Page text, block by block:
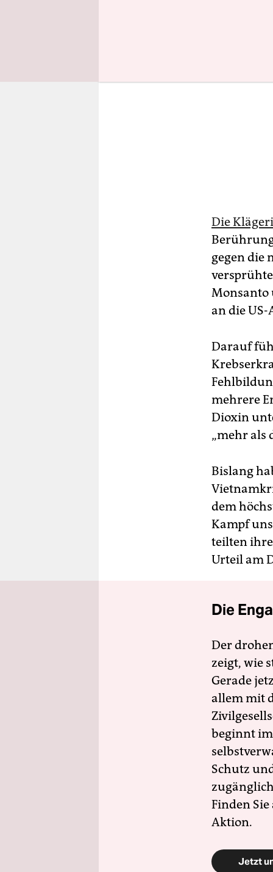
Die
gegen die
Monsanto
an die
Darauf
mehrere
Dioxin
„mehr als
Bislang
dem
Kampf
teilten
Urteil am
Die
Der
zeigt, wie
Gerade
allem mit
beginnt
Schutz
Finden
Aktion.
Jetzt